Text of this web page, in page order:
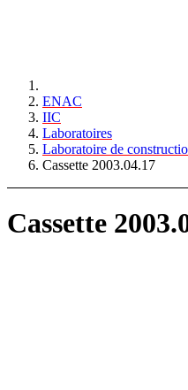
ENAC
IIC
Laboratoires
Laboratoire de
Cassette 2003.04.17
Cassette